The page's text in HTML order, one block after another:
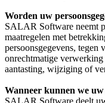
Worden uw
SALAR Software neemt
maatregelen met
persoonsgegevens, tegen
onrechtmatige
aantasting, wijziging of
Wanneer kunnen we uw
SALAR Software deelt